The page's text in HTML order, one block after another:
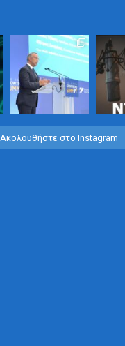
Ακολουθήστε στο Instagram